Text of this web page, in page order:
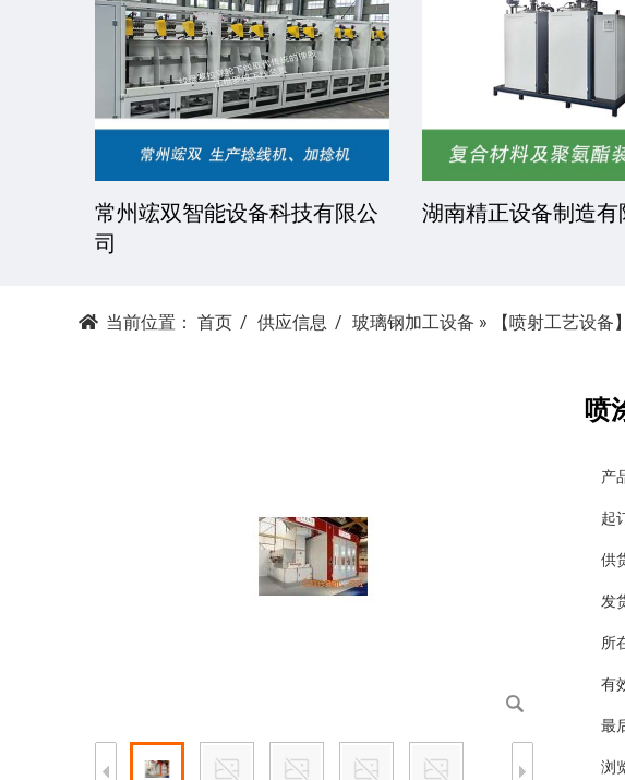
常州竤双智能设备科技有限公
司
湖南精正设备制造有
当前位置： 首页 供应信息 玻璃钢加工设备 » 【喷射工艺设备】
喷
产
起
供
发
所
有
最
浏